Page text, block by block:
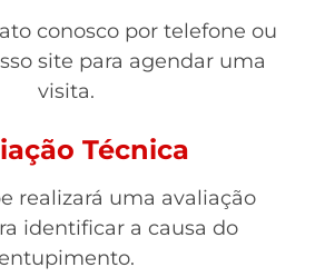
conosco por telefone ou
site para agendar uma
visita.
Técnica
realizará uma avaliação
identificar a causa do